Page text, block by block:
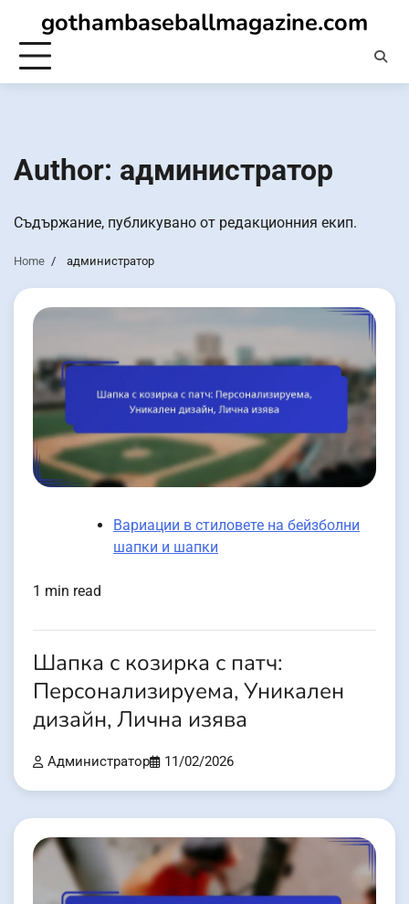
content
gothambaseballmagazine.com
Author: администратор
Съдържание, публикувано от редакционния екип.
Home администратор
Вариации в стиловете на бейзболни
шапки и шапки
1 min read
Шапка с козирка с патч:
Персонализируема, Уникален
дизайн, Лична изява
Администратор 11/02/2026